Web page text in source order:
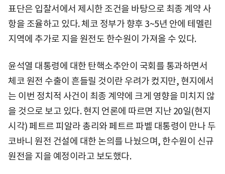
표단은 입찰서에서 제시한 조건을 바탕으로 최종 계약 사
항을 조율하고 있다. 체코 정부가 향후 3~5년 안에 테멜린
지역에 추가로 지을 원전도 한수원이 가져올 수 있다.
윤석열 대통령에 대한 탄핵소추안이 국회를 통과하면서
체코 원전 수출이 흔들릴 것이란 우려가 컸지만, 현지에서
는 이번 정치적 사건이 최종 계약에 크게 영향을 미치지 않
을 것으로 보고 있다. 현지 언론에 따르면 지난 20일(현지
시각) 페트르 피알라 총리와 페트르 파벨 대통령이 만나 두
코바니 원전 건설에 대한 논의를 나눴으며, 한수원이 신규
원전을 지을 예정이라고 보도했다.